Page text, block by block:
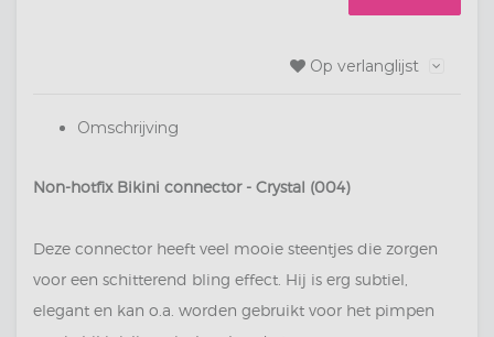
Op verlanglijst
Omschrijving
Non-hotfix Bikini connector - Crystal (004)
Deze connector heeft veel mooie steentjes die zorgen
voor een schitterend bling effect. Hij is erg subtiel,
elegant en kan o.a. worden gebruikt voor het pimpen